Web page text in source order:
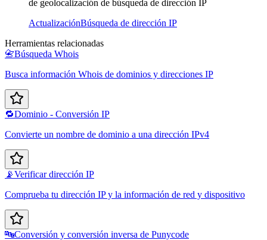
de geolocalización de búsqueda de dirección IP
ActualizaciónBúsqueda de dirección IP
Herramientas relacionadas
📇Búsqueda Whois
Busca información Whois de dominios y direcciones IP
🔁Dominio - Conversión IP
Convierte un nombre de dominio a una dirección IPv4
📡Verificar dirección IP
Comprueba tu dirección IP y la información de red y dispositivo
🔤Conversión y conversión inversa de Punycode